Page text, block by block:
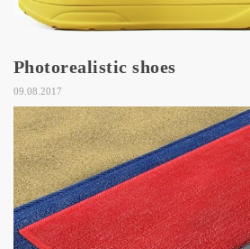
Photorealistic shoes
09.08.2017